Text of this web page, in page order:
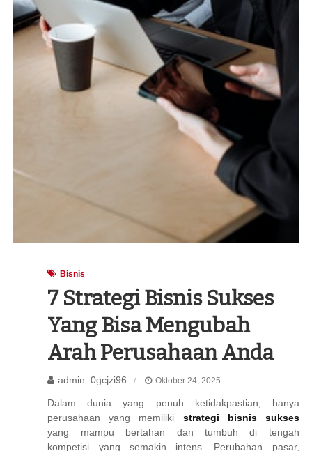
Bisnis
7 Strategi Bisnis Sukses
Yang Bisa Mengubah
Arah Perusahaan Anda
admin_0gcjzi96 Oktober 24, 2025
Dalam dunia yang penuh ketidakpastian, hanya
perusahaan yang memiliki strategi bisnis sukses
yang mampu bertahan dan tumbuh di tengah
kompetisi yang semakin intens. Perubahan pasar,